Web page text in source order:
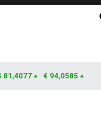
81,4077 € 94,0585